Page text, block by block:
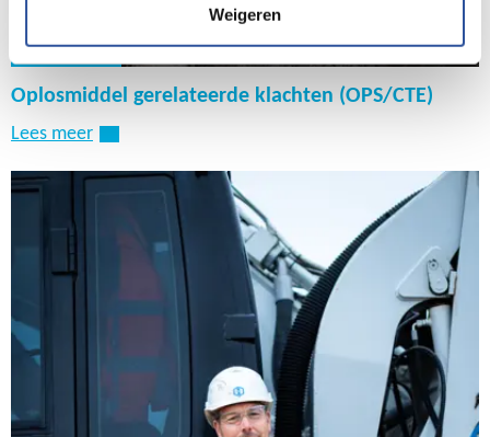
Weigeren
Inspiratie
Oplosmiddel gerelateerde klachten (OPS/CTE)
Lees meer